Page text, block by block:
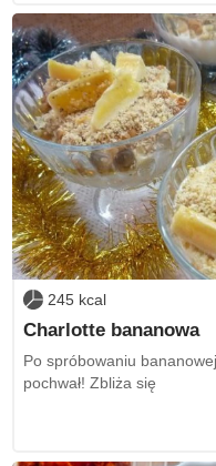
245 kcal
Charlotte bananowa
Po spróbowaniu
pochwał! Zbliża się